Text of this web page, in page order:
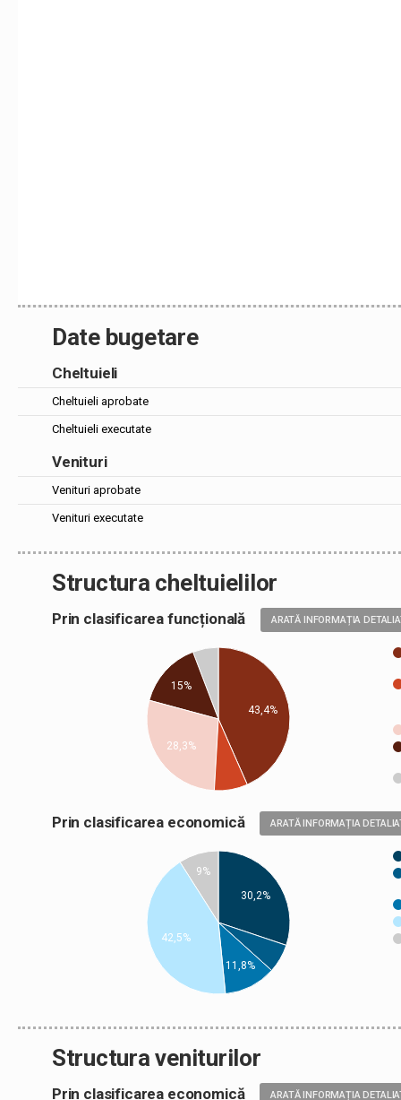
Date bugetare
Cheltuieli
Cheltuieli aprobate
Cheltuieli executate
Venituri
Venituri aprobate
Venituri executate
Structura cheltuielilor
Prin clasificarea funcțională ARATĂ INFORMAȚIA
43,4%
15%
28,3%
Prin clasificarea economică ARATĂ INFORMAȚIA
30,2%
11,8%
9%
42,5%
Structura veniturilor
Prin clasificarea economică ARATĂ INFORMAȚIA